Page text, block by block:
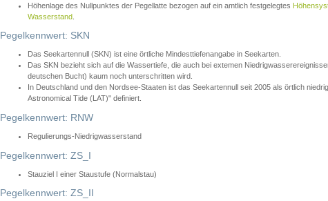
Höhenlage des Nullpunktes der Pegellatte bezogen auf ein amtlich festgelegtes
Wasserstand
Pegelkennwert: SKN
Das Seekartennull (SKN) ist eine örtliche Mindesttiefenangabe in Seekarten.
Das SKN bezieht sich auf die Wassertiefe, die auch bei extemen
deutschen Bucht) kaum noch unterschritten wird.
In Deutschland und den Nordsee-Staaten ist das Seekartennull seit 2005 als örtlich
Astronomical Tide (LAT)" definiert.
Pegelkennwert: RNW
Regulierungs-Niedrigwasserstand
Pegelkennwert: ZS_I
Stauziel I einer Staustufe (Normalstau)
Pegelkennwert: ZS_II